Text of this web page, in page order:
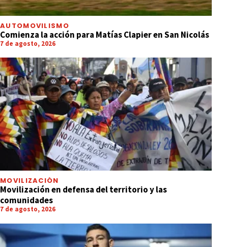
AUTOMOVILISMO
Comienza la acción para Matías Clapier en San Nicolás
7 de agosto, 2026
MOVILIZACIÓN
Movilización en defensa del territorio y las
comunidades
7 de agosto, 2026